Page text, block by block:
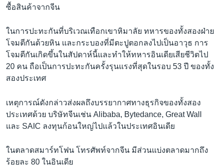
ซื้อสินค้าจากจีน
ในการปะทะกันที่บริเวณเทือกเขาหิมาลัย ทหารของทั้งสองฝ่าย
โจมตีกันด้วยหิน และกระบองที่มีตะปูตอกลงไปเป็นอาวุธ การ
โจมตีกันเกิดขึ้นในสัปดาห์นี้และทำให้ทหารอินเดียเสียชีวิตไป
20 คน ถือเป็นการปะทะกันครั้งรุนแรงที่สุดในรอบ 53 ปี ของทั้ง
สองประเทศ
เหตุการณ์ดังกล่าวส่งผลถึงบรรยากาศทางธุรกิจของทั้งสอง
ประเทศด้วย บริษัทจีนเช่น Alibaba, Bytedance, Great Wall
และ SAIC ลงทุนก้อนใหญ่ไปแล้วในประเทศอินเดีย
ในตลาดสมาร์ทโฟน โทรศัพท์จากจีน มีส่วนแบ่งตลาดมากถึง
ร้อยละ 80 ในอินเดีย